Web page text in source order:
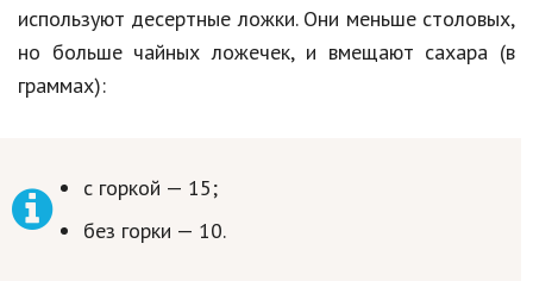
используют десертные ложки. Они меньше столовых,
но больше чайных ложечек, и вмещают сахара (в
граммах):
с горкой — 15;
без горки — 10.